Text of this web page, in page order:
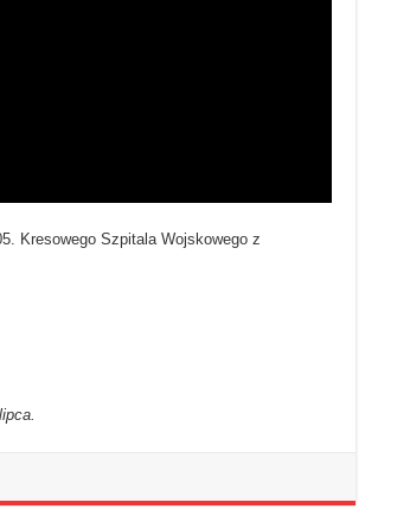
Kresowego Szpitala Wojskowego z